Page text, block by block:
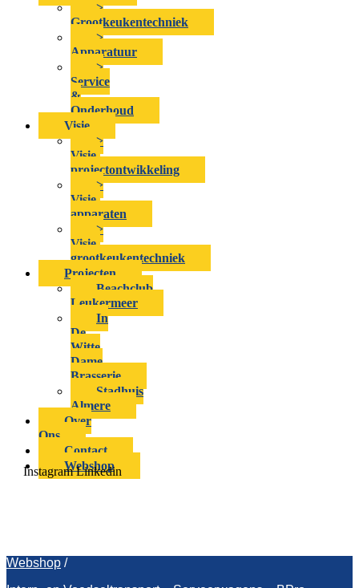
>
Grootkeukentechniek
>
Apparatuur
>
Service
&
Onderhoud
Visie
>
Visie-
projectontwikkeling
>
Visie-
apparaten
>
Visie-
grootkeukentechniek
Projecten
Beachclub
Leukermeer
In
De
Witte
Dame
Brasserie
Stadhuis
Almere
Over
Ons
Contact
Webshop
Instagram Linkedin
Webshop /